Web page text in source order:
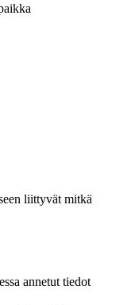
liittyvät mitkä
annetut tiedot